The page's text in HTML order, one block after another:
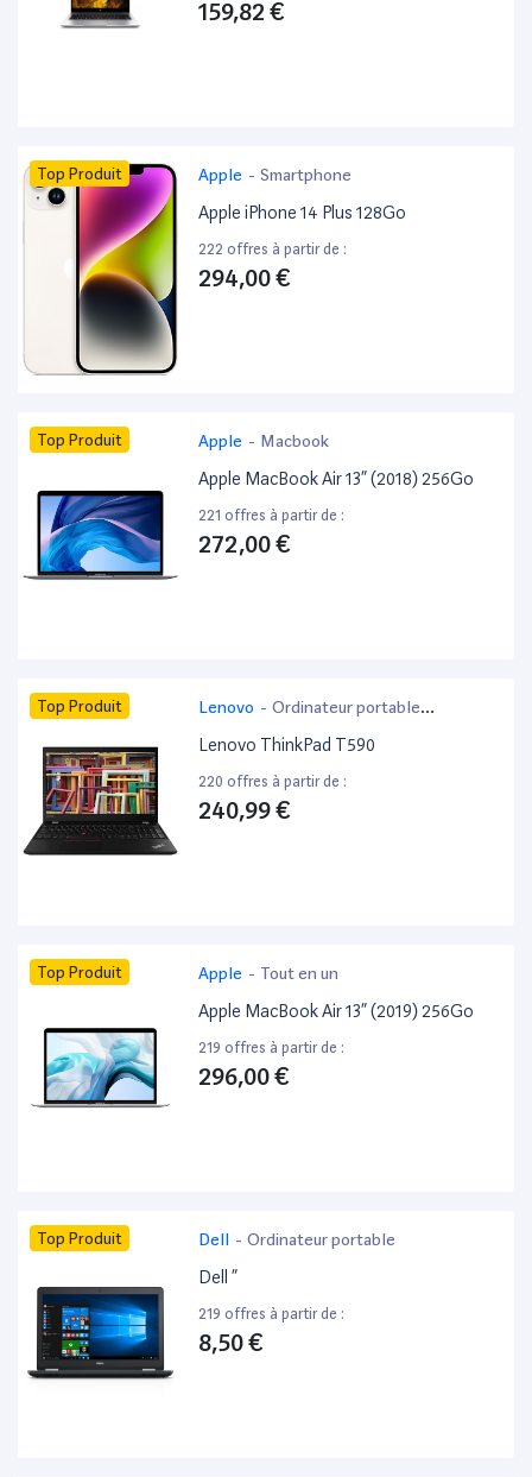
159,82 €
Top Produit Apple - Smartphone
Apple iPhone 14 Plus 128Go
222 offres à partir de :
294,00 €
Top Produit Apple - Macbook
Apple MacBook Air 13” (2018) 256Go
221 offres à partir de :
272,00 €
Top Produit Lenovo - Ordinateur portable
bureautique
Lenovo ThinkPad T590
220 offres à partir de :
240,99 €
Top Produit Apple - Tout en un
Apple MacBook Air 13” (2019) 256Go
219 offres à partir de :
296,00 €
Top Produit Dell - Ordinateur portable
Dell ”
219 offres à partir de :
8,50 €